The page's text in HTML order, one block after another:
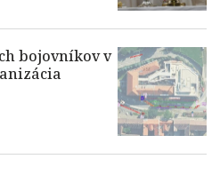
bojovníkov v